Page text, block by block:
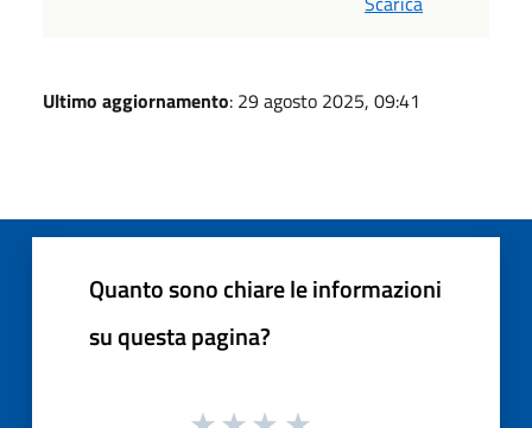
Ultimo aggiornamento: 29 agosto 2025, 09:41
Quanto sono chiare le informazioni
su questa pagina?